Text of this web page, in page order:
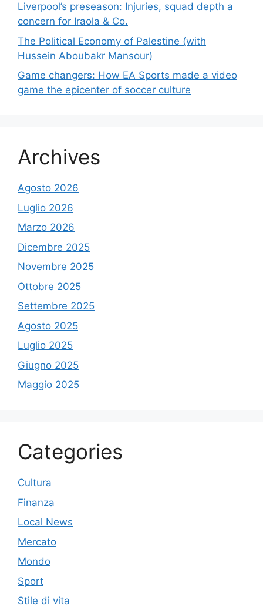
Liverpool’s preseason: Injuries, squad depth a
concern for Iraola & Co.
The Political Economy of Palestine (with
Hussein Aboubakr Mansour)
Game changers: How EA Sports made a video
game the epicenter of soccer culture
Archives
Agosto 2026
Luglio 2026
Marzo 2026
Dicembre 2025
Novembre 2025
Ottobre 2025
Settembre 2025
Agosto 2025
Luglio 2025
Giugno 2025
Maggio 2025
Categories
Cultura
Finanza
Local News
Mercato
Mondo
Sport
Stile di vita